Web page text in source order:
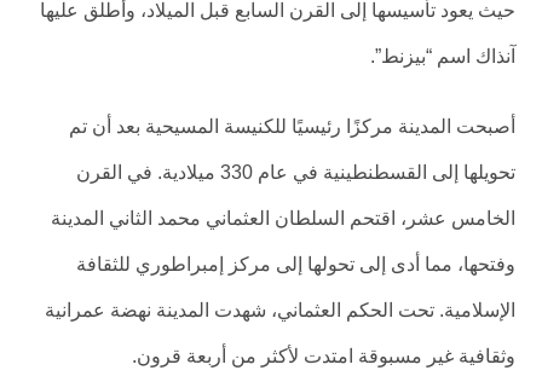
حيث يعود تأسيسها إلى القرن السابع قبل الميلاد، وأطلق عليها
آنذاك اسم “بيزنط”.
أصبحت المدينة مركزًا رئيسيًا للكنيسة المسيحية بعد أن تم
تحويلها إلى القسطنطينية في عام 330 ميلادية. في القرن
الخامس عشر، اقتحم السلطان العثماني محمد الثاني المدينة
وفتحها، مما أدى إلى تحولها إلى مركز إمبراطوري للثقافة
الإسلامية. تحت الحكم العثماني، شهدت المدينة نهضة عمرانية
وثقافية غير مسبوقة امتدت لأكثر من أربعة قرون.